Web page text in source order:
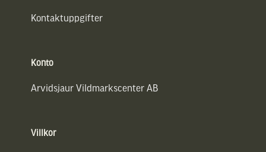
Kontaktuppgifter
Konto
Arvidsjaur Vildmarkscenter AB
Villkor